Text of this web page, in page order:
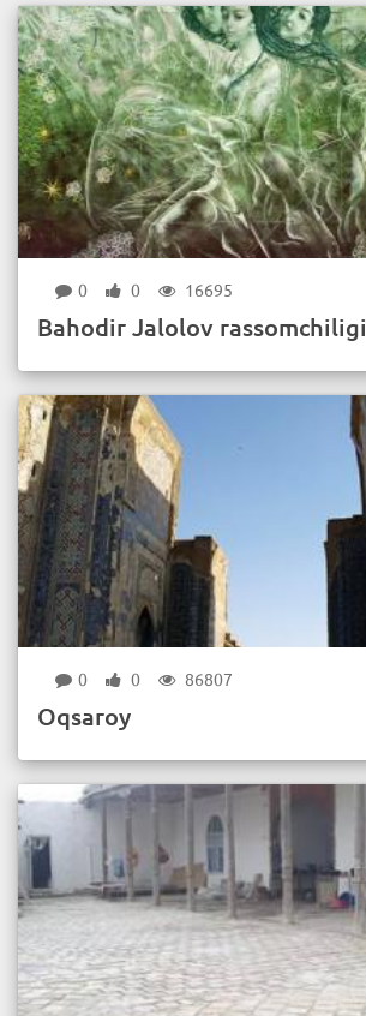
0 0 16695
Bahodir Jalolov rassomchiligi
0 0 86807
Oqsaroy